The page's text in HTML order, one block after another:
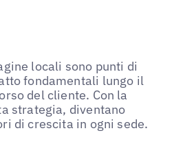
locali sono punti di
fondamentali lungo il
del cliente. Con la
strategia, diventano
di crescita in ogni sede.